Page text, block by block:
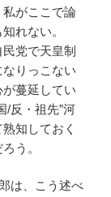
がここで論
れない。
党で天皇制
りっこない
蔓延してい
/反・祖先”河
知しておく
う。
は、こう述べ